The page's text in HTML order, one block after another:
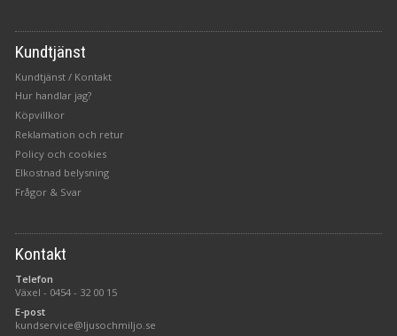
Kundtjänst
Kundtjänst / Kontakt
Hur handlar jag?
Köpvillkor
Reklamation och retur
Policy och cookies
Elkostnad belysning
Frågor & Svar
Kontakt
Telefon
Växel - 0454 - 32 00 15
E-post
kundservice@ljusochmiljo.se